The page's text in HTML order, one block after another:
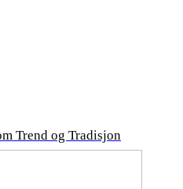
Trend og Tradisjon